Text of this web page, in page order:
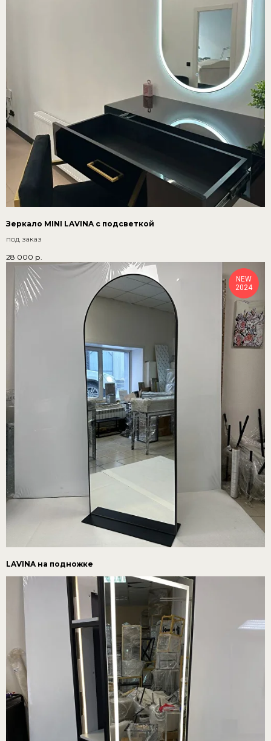
Зеркало MINI LAVINA с подсветкой
под заказ
28 000 р.
NEW
2024
LAVINA на подножке